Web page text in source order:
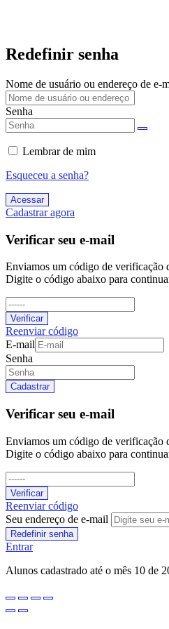
Redefinir senha
Nome de usuário ou endereço de e-
Senha
Lembrar de mim
Esqueceu a senha?
Acessar
Cadastrar agora
Verificar seu e-mail
Enviamos um código de verificação
Digite o código abaixo para
Verificar
Reenviar código
E-mail
Senha
Cadastrar
Verificar seu e-mail
Enviamos um código de verificação
Digite o código abaixo para
Verificar
Reenviar código
Seu endereço de e-mail
Redefinir senha
Entrar
Alunos cadastrado até o mês 10 de